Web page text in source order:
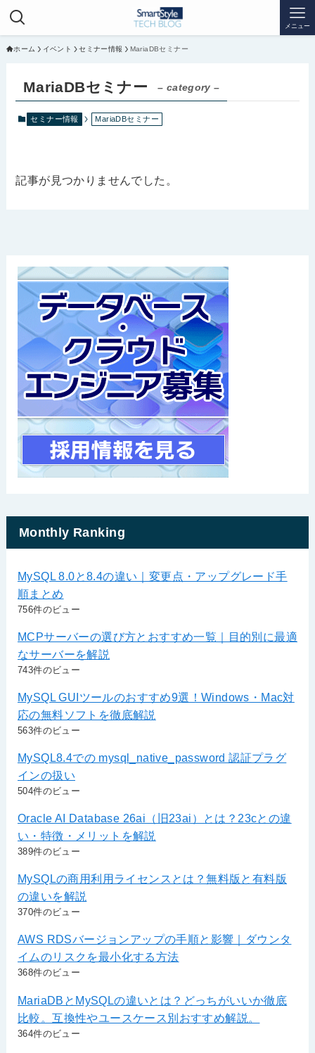
メニュー
ホーム イベント セミナー情報 MariaDBセミナー
MariaDBセミナー – category –
セミナー情報 MariaDBセミナー
記事が見つかりませんでした。
Monthly Ranking
MySQL 8.0と8.4の違い｜変更点・アップグレード手
順まとめ
756件のビュー
MCPサーバーの選び方とおすすめ一覧｜目的別に最適
なサーバーを解説
743件のビュー
MySQL GUIツールのおすすめ9選！Windows・Mac対
応の無料ソフトを徹底解説
563件のビュー
MySQL8.4での mysql_native_password 認証プラグ
インの扱い
504件のビュー
Oracle AI Database 26ai（旧23ai）とは？23cとの違
い・特徴・メリットを解説
389件のビュー
MySQLの商用利用ライセンスとは？無料版と有料版
の違いを解説
370件のビュー
AWS RDSバージョンアップの手順と影響｜ダウンタ
イムのリスクを最小化する方法
368件のビュー
MariaDBとMySQLの違いとは？どっちがいいか徹底
比較。互換性やユースケース別おすすめ解説。
364件のビュー